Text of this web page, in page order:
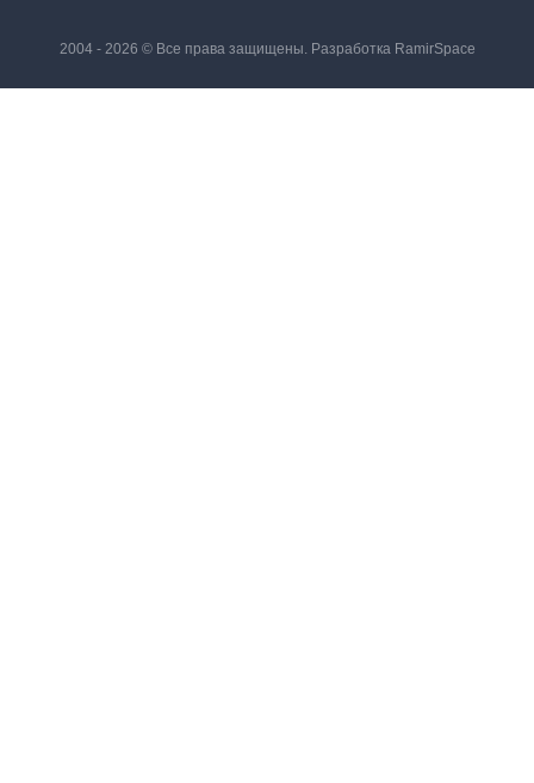
2004 - 2026 © Все права защищены. Разработка RamirSpace